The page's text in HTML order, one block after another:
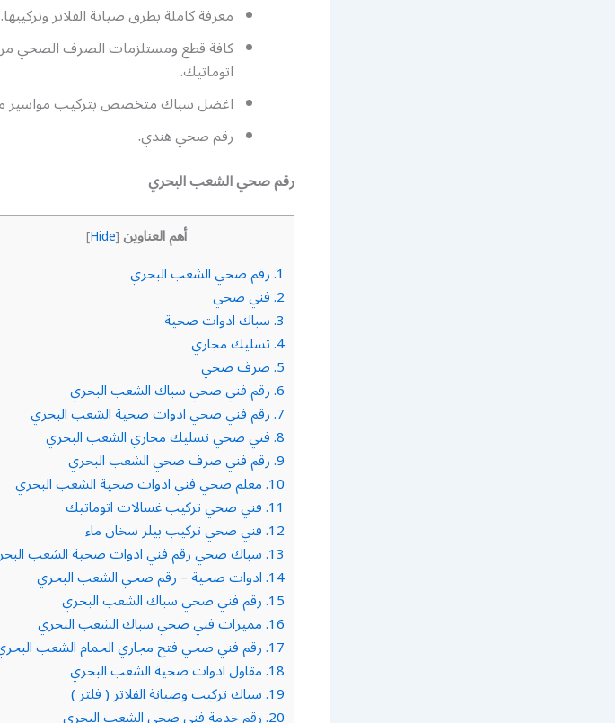
معرفة كاملة بطرق صيانة الفلاتر وتركيبها.
كافة قطع ومستلزمات الصرف الصحي
اتوماتيك.
اغضل سباك متخصص بتركيب مواسير
رقم صحي هندي.
رقم صحي الشعب البحري
أهم العناوين [
Hide
]
1. رقم صحي الشعب البحري
2. فني صحي
3. سباك ادوات صحية
4. تسليك مجاري
5. صرف صحي
6. رقم فني صحي سباك الشعب البحري
7. رقم فني صحي ادوات صحية الشعب البحري
8. فني صحي تسليك مجاري الشعب البحري
9. رقم فني صرف صحي الشعب البحري
10. معلم صحي فني ادوات صحية الشعب البحري
11. فني صحي تركيب غسالات اتوماتيك
12. فني صحي تركيب بيلر سخان ماء
13. سباك صحي رقم فني ادوات صحية الشعب
14. ادوات صحية – رقم صحي الشعب البحري
15. رقم فني صحي سباك الشعب البحري
16. مميزات فني صحي سباك الشعب البحري
17. رقم فني صحي فتح مجاري الحمام الشعب
18. مقاول ادوات صحية الشعب البحري
19. سباك تركيب وصيانة الفلاتر ( فلتر )